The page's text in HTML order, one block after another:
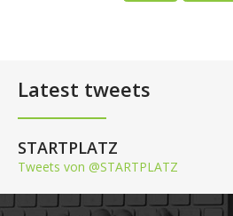
Latest tweets
STARTPLATZ
Tweets von @STARTPLATZ